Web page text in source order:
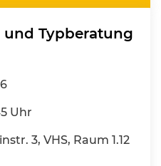
Typberatung
Uhr
3, VHS, Raum 1.12